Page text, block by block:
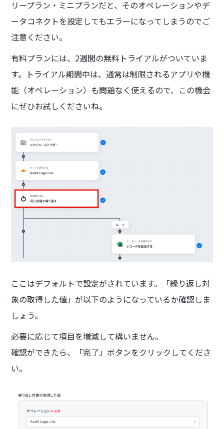
リープラン・ミニプランだと、そのオペレーションやデ
ータコネクトを設定してもエラーになってしまうのでご
注意ください。
有料プランには、2週間の無料トライアルがついていま
す。トライアル期間中は、通常は制限されるアプリや機
能（オペレーション）も問題なく使えるので、この機会
にぜひお試しくださいね。
ここはデフォルトで設定がされています。「繰り返し対
象の取得した値」が以下のようになっているか確認しま
しょう。
必要に応じて項目を増減して構いません。
確認ができたら、「完了」ボタンをクリックしてくださ
い。